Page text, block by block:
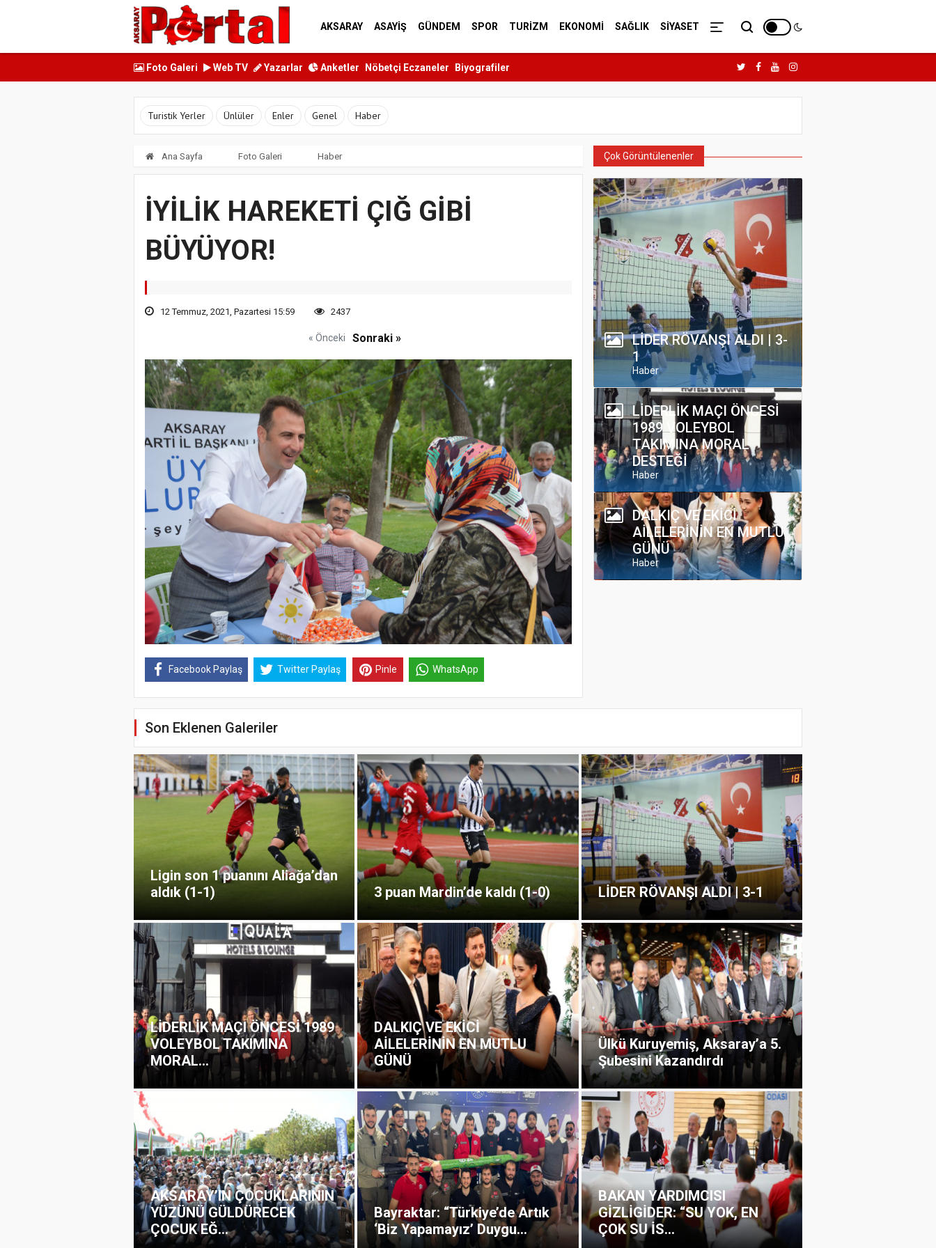
AKSARAY ASAYİŞ GÜNDEM SPOR TURİZM EKONOMİ SAĞLIK SİYASET
Foto Galeri Web TV Yazarlar Anketler Nöbetçi Eczaneler Biyografiler
Turistik Yerler Ünlüler Enler Genel Haber
Ana Sayfa Foto Galeri Haber
İYİLİK HAREKETİ ÇIĞ GİBİ
BÜYÜYOR!
12 Temmuz, 2021, Pazartesi 15:59 2437
« Önceki Sonraki »
Facebook Paylaş Twitter Paylaş Pinle WhatsApp
Çok Görüntülenenler
LİDER RÖVANŞI ALDI | 3-
1
Haber
LİDERLİK MAÇI ÖNCESİ
1989 VOLEYBOL
TAKIMINA MORAL
DESTEĞİ
Haber
DALKIÇ VE EKİCİ
AİLELERİNİN EN MUTLU
GÜNÜ
Haber
Son Eklenen Galeriler
Ligin son 1 puanını Aliağa’dan
aldık (1-1)
3 puan Mardin’de kaldı (1-0) LİDER RÖVANŞI ALDI | 3-1
LİDERLİK MAÇI ÖNCESİ 1989
VOLEYBOL TAKIMINA
MORAL...
DALKIÇ VE EKİCİ
AİLELERİNİN EN MUTLU
GÜNÜ
Ülkü Kuruyemiş, Aksaray’a 5.
Şubesini Kazandırdı
AKSARAY’IN ÇOCUKLARININ
YÜZÜNÜ GÜLDÜRECEK
ÇOCUK EĞ...
Bayraktar: “Türkiye’de Artık
‘Biz Yapamayız’ Duygu...
BAKAN YARDIMCISI
GİZLİGİDER: “SU YOK, EN
ÇOK SU İS...